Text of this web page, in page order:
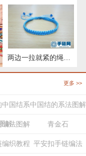
两边一拉就紧的绳子怎么弄
更多 >>
国结系
解
中国结的系法图解
编法图解 青金石
织教程 平安扣手链编法